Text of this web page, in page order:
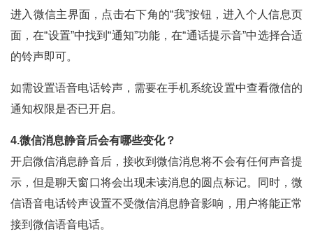
进入微信主界面，点击右下角的“我”按钮，进入个人信息页
面，在“设置”中找到“通知”功能，在“通话提示音”中选择合适
的铃声即可。
如需设置语音电话铃声，需要在手机系统设置中查看微信的
通知权限是否已开启。
4.微信消息静音后会有哪些变化？
开启微信消息静音后，接收到微信消息将不会有任何声音提
示，但是聊天窗口将会出现未读消息的圆点标记。同时，微
信语音电话铃声设置不受微信消息静音影响，用户将能正常
接到微信语音电话。